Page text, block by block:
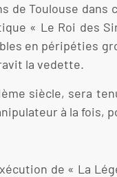
Toulouse
« Le Roi
en péripéties
la vedette.
siècle, sera
à la fois,
de « La